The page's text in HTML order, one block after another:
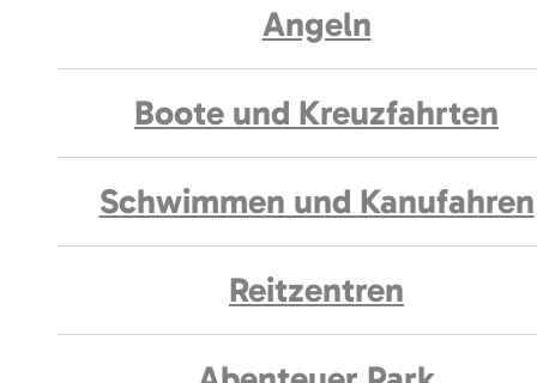
Angeln
Boote und Kreuzfahrten
Schwimmen und Kanufahren
Reitzentren